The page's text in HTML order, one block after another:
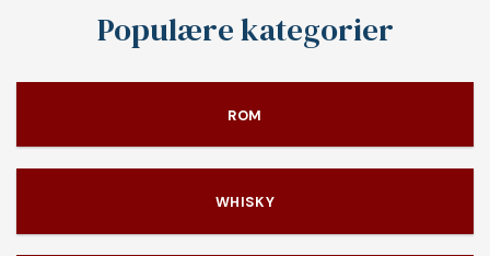
Populære kategorier
ROM
WHISKY